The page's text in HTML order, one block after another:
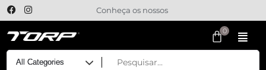
Conheça os nossos